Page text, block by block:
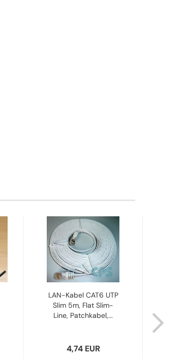
LAN-Kabel CAT6 UTP
Slim 5m, Flat Slim-
Line, Patchkabel,...
4,74 EUR